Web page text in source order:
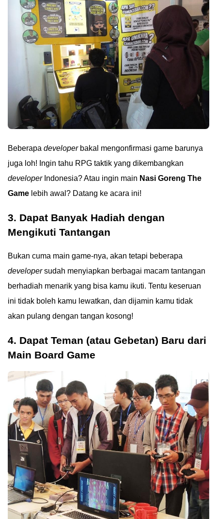
Beberapa developerbakal mengonfirmasi game barunya
juga loh! Ingin tahu RPG taktik yang dikembangkan
developerIndonesia? Atau ingin main Nasi Goreng The
Game lebih awal? Datang ke acara ini!
3. Dapat Banyak Hadiah dengan
Mengikuti Tantangan
Bukan cuma main game-nya, akan tetapi beberapa
developersudah menyiapkan berbagai macam tantangan
berhadiah menarik yang bisa kamu ikuti. Tentu keseruan
ini tidak boleh kamu lewatkan, dan dijamin kamu tidak
akan pulang dengan tangan kosong!
4. Dapat Teman (atau Gebetan) Baru dari
Main Board Game